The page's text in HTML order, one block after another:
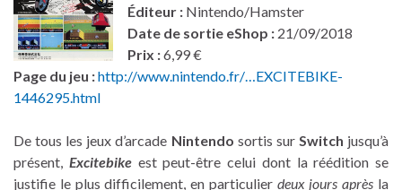
Éditeur : Nintendo/Hamster
Date de sortie eShop : 21/09/2018
Prix :6,99 €
Page du jeu :http://www.nintendo.fr/…EXCITEBIKE-
1446295.html
De tous les jeux d’arcade Nintendo sortis sur Switch jusqu’à
présent, Excitebikeest peut-être celui dont la réédition se
justifie le plus difficilement, en particulier deux jours après la